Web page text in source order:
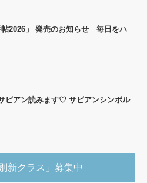
帖2026」 発売のお知らせ 毎日をハ
ビアン読みます♡ サビアンシンボル
新クラス」募集中